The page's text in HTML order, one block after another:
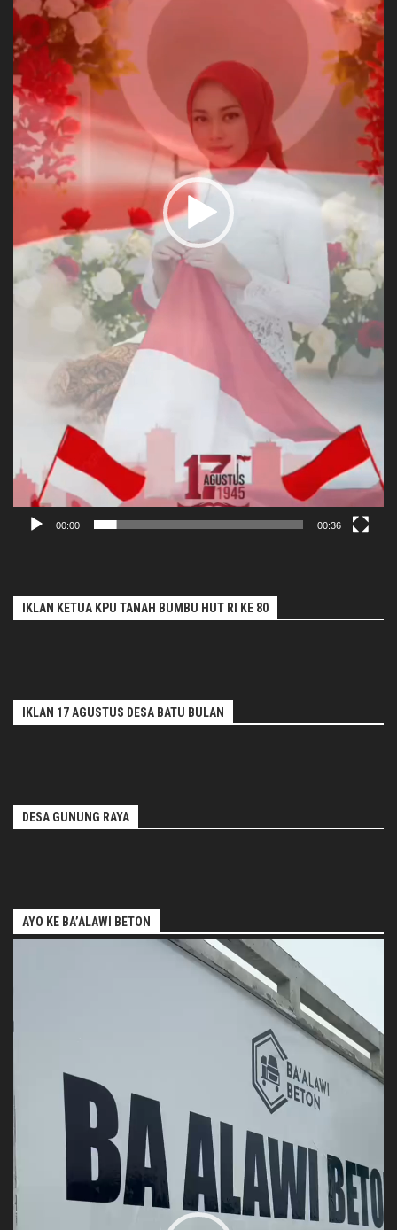
00:00 00:36
IKLAN KETUA KPU TANAH BUMBU HUT RI KE 80
IKLAN 17 AGUSTUS DESA BATU BULAN
DESA GUNUNG RAYA
AYO KE BA’ALAWI BETON